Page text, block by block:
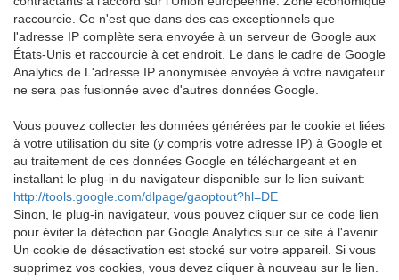
raccourcie. Ce n'est que dans des cas exceptionnels que
l'adresse IP complète sera envoyée à un serveur de Google aux
États-Unis et raccourcie à cet endroit. Le dans le cadre de Google
Analytics de L'adresse IP anonymisée envoyée à votre navigateur
ne sera pas fusionnée avec d'autres données Google.
Vous pouvez collecter les données générées par le cookie et liées
à votre utilisation du site (y compris votre adresse IP) à Google et
au traitement de ces données Google en téléchargeant et en
installant le plug-in du navigateur disponible sur le lien suivant:
http://tools.google.com/dlpage/gaoptout?hl=DE
Sinon, le plug-in navigateur, vous pouvez cliquer sur ce code lien
pour éviter la détection par Google Analytics sur ce site à l'avenir.
Un cookie de désactivation est stocké sur votre appareil. Si vous
supprimez vos cookies, vous devez cliquer à nouveau sur le lien.